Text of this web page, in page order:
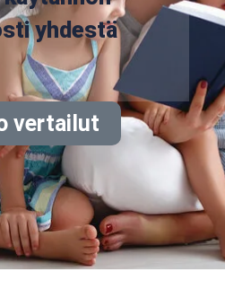
yhdestä
vertailut